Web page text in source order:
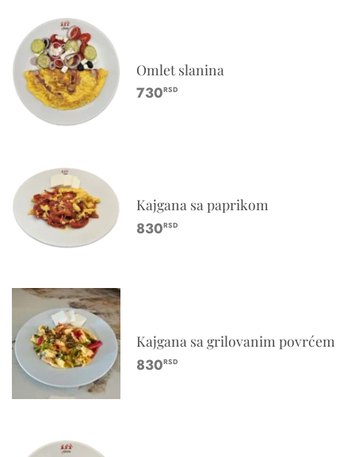
Omlet slanina
730RSD
Kajgana sa paprikom
830RSD
Kajgana sa grilovanim povrćem
830RSD